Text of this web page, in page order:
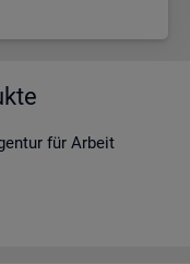
für Arbeit